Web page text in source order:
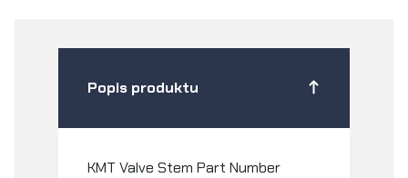
Popis produktu
KMT Valve Stem Part Number